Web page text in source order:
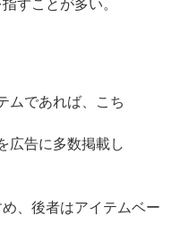
すことが多い。
ムであれば、こち
広告に多数掲載し
、後者はアイテムベー